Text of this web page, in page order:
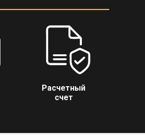
Расчетный
счет